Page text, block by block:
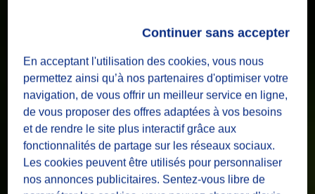
En acceptant l'utilisation des cookies, vous nous
permettez ainsi qu’à nos partenaires d'optimiser votre
navigation, de vous offrir un meilleur service en ligne,
de vous proposer des offres adaptées à vos besoins
et de rendre le site plus interactif grâce aux
fonctionnalités de partage sur les réseaux sociaux.
Les cookies peuvent être utilisés pour personnaliser
nos annonces publicitaires. Sentez-vous libre de
Continuer sans accepter